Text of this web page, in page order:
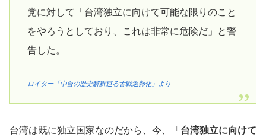
党に対して「台湾独立に向けて可能な限りのこと
をやろうとしており、これは非常に危険だ」と警
告した。
ロイター「中台の歴史解釈巡る舌戦過熱化」より
台湾は既に独立国家なのだから、今、「 台湾独立に向けて